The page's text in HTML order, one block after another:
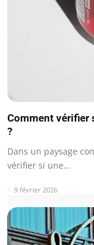
Comment vérifier
?
Dans un paysage
vérifier si une…
9 février 2026